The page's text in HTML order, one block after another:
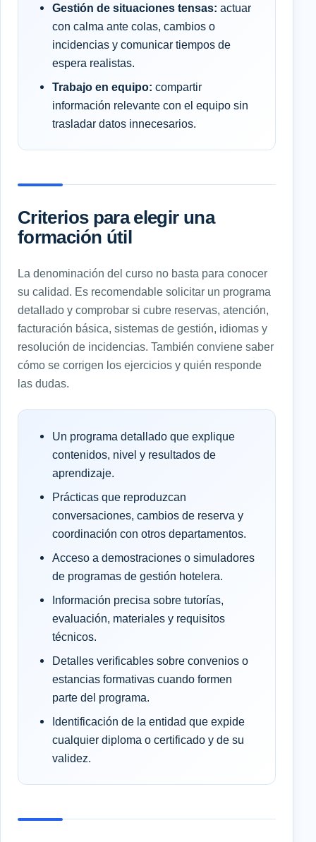
Gestión de situaciones tensas: actuar
con calma ante colas, cambios o
incidencias y comunicar tiempos de
espera realistas.
Trabajo en equipo: compartir
información relevante con el equipo sin
trasladar datos innecesarios.
Criterios para elegir una
formación útil
La denominación del curso no basta para conocer
su calidad. Es recomendable solicitar un programa
detallado y comprobar si cubre reservas, atención,
facturación básica, sistemas de gestión, idiomas y
resolución de incidencias. También conviene saber
cómo se corrigen los ejercicios y quién responde
las dudas.
Un programa detallado que explique
contenidos, nivel y resultados de
aprendizaje.
Prácticas que reproduzcan
conversaciones, cambios de reserva y
coordinación con otros departamentos.
Acceso a demostraciones o simuladores
de programas de gestión hotelera.
Información precisa sobre tutorías,
evaluación, materiales y requisitos
técnicos.
Detalles verificables sobre convenios o
estancias formativas cuando formen
parte del programa.
Identificación de la entidad que expide
cualquier diploma o certificado y de su
validez.